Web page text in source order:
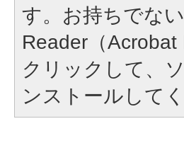
す。お持ちでな
Reader（
クリックして、
ンストールして